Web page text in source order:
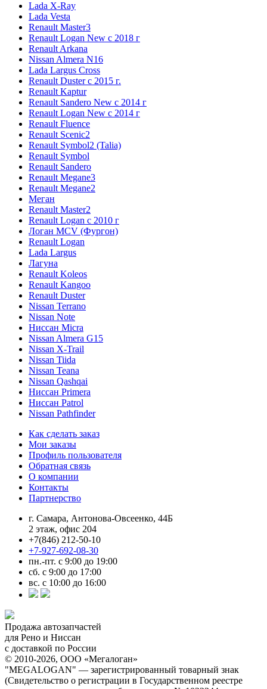
Lada X-Ray
Lada Vesta
Renault Master3
Renault Logan New с 2018 г
Renault Arkana
Nissan Almera N16
Lada Largus Cross
Renault Duster с 2015 г.
Renault Kaptur
Renault Sandero New с 2014 г
Renault Logan New с 2014 г
Renault Fluence
Renault Scenic2
Renault Symbol2 (Talia)
Renault Symbol
Renault Sandero
Renault Megane3
Renault Megane2
Меган
Renault Master2
Renault Logan c 2010 г
Логан МСV (Фургон)
Renault Logan
Lada Largus
Лагуна
Renault Koleos
Renault Kangoo
Renault Duster
Nissan Terrano
Nissan Note
Ниссан Micra
Nissan Almera G15
Nissan X-Trail
Nissan Tiida
Nissan Teana
Nissan Qashqai
Ниссан Primera
Ниссан Patrol
Nissan Pathfinder
Как сделать заказ
Мои заказы
Профиль пользователя
Обратная связь
О компании
Контакты
Партнерство
г. Самара, Антонова-Овсеенко, 44Б
2 этаж, офис 204
+7(846) 212-50-10
+7-927-692-08-30
пн.-пт. с 9:00 до 19:00
сб. с 9:00 до 17:00
вс. с 10:00 до 16:00
Продажа автозапчастей
для Рено и Ниссан
с доставкой по России
© 2010-2026, ООО «Мегалоган»
"MEGALOGAN" — зарегистрированный товарный знак
(Свидетельство о регистрации в Государственном реестре